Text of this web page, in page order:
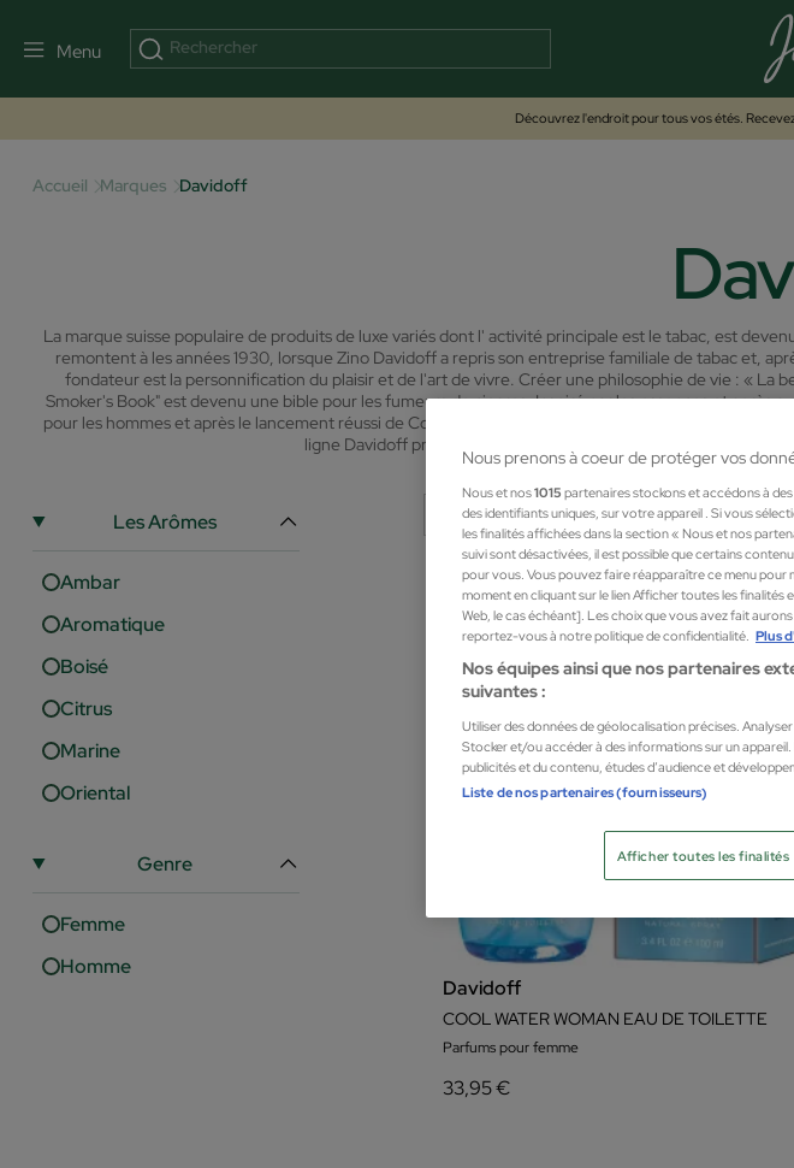
Menu
Découvrez l'endroit pour tous vos étés.
Accueil Marques Davidoff
La marque suisse populaire de produits de luxe variés dont l' activité principale est le tabac, est
remontent à les années 1930, lorsque Zino Davidoff a repris son entreprise familiale de tabac et,
fondateur est la personnification du plaisir et de l'art de vivre. Créer une philosophie de vie : « La
Smoker's Book" est devenu une bible pour les fumeurs de cigares. Inspiré par les essences et
pour les hommes et après le lancement réussi de Cool Water en 1988, pour les femmes. Davidoff
ligne Davidoff prête également son nom à des sacs à main de
Les Arômes
Ambar
Aromatique
Boisé
Citrus
Marine
Oriental
Genre
Femme
Homme
Davidoff
COOL WATER WOMAN EAU DE TOILETTE
Parfums pour femme
33,95 €
Nous prenons à coeur de protéger vos
Nous et nos1015 partenaires stockons et accédons à
des identifiants uniques, sur votre appareil . Si vous
les finalités affichées dans la section « Nous et nos
suivi sont désactivées, il est possible que certains
pour vous. Vous pouvez faire réapparaître ce menu
moment en cliquant sur le lien Afficher toutes les finalités
Web, le cas échéant]. Les choix que vous avez fait
reportez-vous à notre politique de confidentialité. Plus
Nos équipes ainsi que nos partenaires
suivantes :
Utiliser des données de géolocalisation précises.
Stocker et/ou accéder à des informations sur un
publicités et du contenu, études d’audience et
Liste de nos partenaires (fournisseurs)
Afficher toutes les finalités